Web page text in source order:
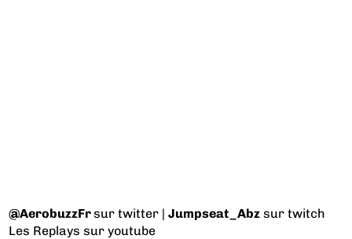
@AerobuzzFrsur twitter |Jumpseat_Abz sur twitch
Les Replays sur youtube